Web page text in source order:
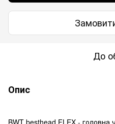
До
Опис
BWT besthead FLEX - головна